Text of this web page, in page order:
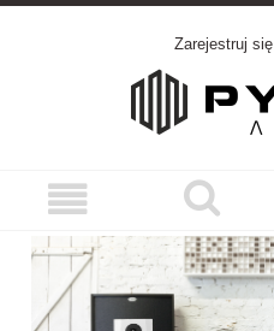
Zarejestruj się